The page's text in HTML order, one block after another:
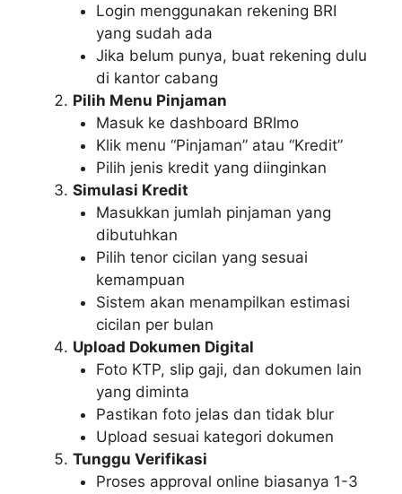
Login menggunakan rekening BRI
yang sudah ada
Jika belum punya, buat rekening dulu
di kantor cabang
Pilih Menu Pinjaman
Masuk ke dashboard BRImo
Klik menu “Pinjaman” atau “Kredit”
Pilih jenis kredit yang diinginkan
Simulasi Kredit
Masukkan jumlah pinjaman yang
dibutuhkan
Pilih tenor cicilan yang sesuai
kemampuan
Sistem akan menampilkan estimasi
cicilan per bulan
Upload Dokumen Digital
Foto KTP, slip gaji, dan dokumen lain
yang diminta
Pastikan foto jelas dan tidak blur
Upload sesuai kategori dokumen
Tunggu Verifikasi
Proses approval online biasanya 1-3